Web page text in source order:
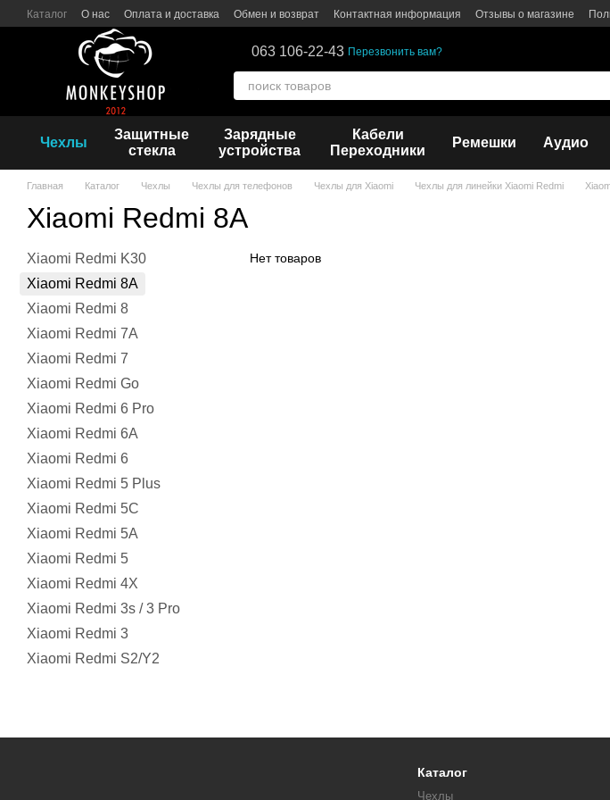
Перейти к основному контенту
Каталог О нас Оплата и доставка Обмен и возврат Контактная информация Отзывы о магазине
063 106-22-43 Перезвонить вам?
Чехлы
Защитные
стекла
Зарядные
устройства
Кабели
Переходники
Ремешки Аудио
Главная Каталог Чехлы Чехлы для телефонов Чехлы для Xiaomi Чехлы для линейки Xiaomi Redmi
Xiaomi Redmi 8A
Нет товаров
Xiaomi Redmi K30
Xiaomi Redmi 8A
Xiaomi Redmi 8
Xiaomi Redmi 7A
Xiaomi Redmi 7
Xiaomi Redmi Go
Xiaomi Redmi 6 Pro
Xiaomi Redmi 6A
Xiaomi Redmi 6
Xiaomi Redmi 5 Plus
Xiaomi Redmi 5C
Xiaomi Redmi 5A
Xiaomi Redmi 5
Xiaomi Redmi 4X
Xiaomi Redmi 3s / 3 Pro
Xiaomi Redmi 3
Xiaomi Redmi S2/Y2
Каталог
Чехлы